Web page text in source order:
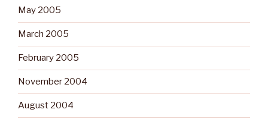
May 2005
March 2005
February 2005
November 2004
August 2004